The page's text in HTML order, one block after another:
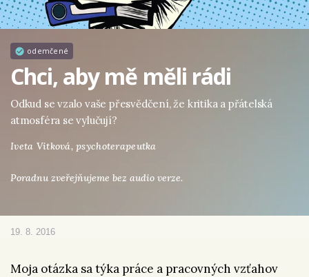
odemčené
Chci, aby mě měli rádi
Odkud se vzalo vaše přesvědčení, že kritika a přátelská
atmosféra se vylučují?
Iveta Vitková,psychoterapeutka
Poradnu zveřejňujeme bez audio verze.
19. 8. 2016
Moja otázka sa týka práce a pracovných vzťahov